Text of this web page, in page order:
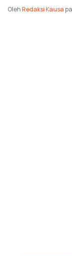
OlehRedaksi Kausa